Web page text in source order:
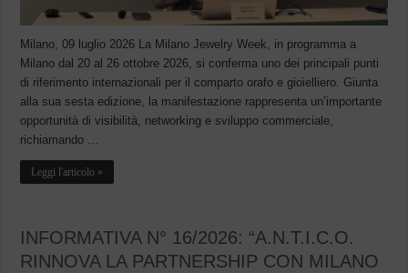
Milano, 09 luglio 2026 La Milano Jewelry Week, in programma a
Milano dal 20 al 26 ottobre 2026, si conferma uno dei principali punti
di riferimento internazionali per il comparto orafo e gioielliero. Giunta
alla sua sesta edizione, la manifestazione rappresenta un’importante
opportunità di visibilità, networking e sviluppo commerciale,
richiamando ...
Leggi l'articolo »
INFORMATIVA N° 16/2026: “A.N.T.I.C.O.
RINNOVA LA PARTNERSHIP CON MILANO